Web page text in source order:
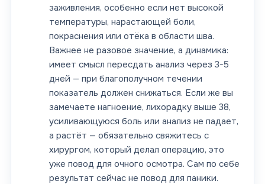
заживления, особенно если нет высокой
температуры, нарастающей боли,
покраснения или отёка в области шва.
Важнее не разовое значение, а динамика:
имеет смысл пересдать анализ через 3-5
дней — при благополучном течении
показатель должен снижаться. Если же вы
замечаете нагноение, лихорадку выше 38,
усиливающуюся боль или анализ не падает,
а растёт — обязательно свяжитесь с
хирургом, который делал операцию, это
уже повод для очного осмотра. Сам по себе
результат сейчас не повод для паники.